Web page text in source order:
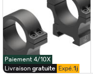
Paiement 4/10X
Livraison gratuite Expé. 1j